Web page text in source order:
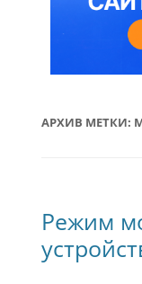
АРХИВ МЕТКИ:
Режим